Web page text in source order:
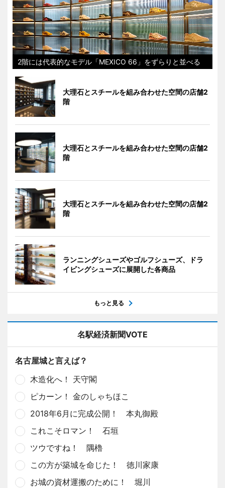
2階には代表的なモデル「MEXICO 66」をずらりと並べる
大理石とスチールを組み合わせた空間の店舗2
階
大理石とスチールを組み合わせた空間の店舗2
階
大理石とスチールを組み合わせた空間の店舗2
階
ランニングシューズやゴルフシューズ、ドラ
イビングシューズに展開した各商品
もっと見る
名駅経済新聞VOTE
名古屋城と言えば？
木造化へ！ 天守閣
ピカーン！ 金のしゃちほこ
2018年6月に完成公開！ 本丸御殿
これこそロマン！ 石垣
ツウですね！ 隅櫓
この方が築城を命じた！ 徳川家康
お城の資材運搬のために！ 堀川